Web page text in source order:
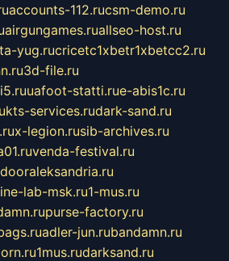
accounts-112.rucsm-demo.ru
airgungames.ruallseo-host.ru
yug.rucricetc1xbetr1xbetcc2.ru
3d-file.ru
uafoot-statti.rue-abis1c.ru
kts-services.rudark-sand.ru
x-legion.rusib-archives.ru
venda-festival.ru
dooraleksandria.ru
lab-msk.ru1-mus.ru
purse-factory.ru
adler-jun.rubandamn.ru
1mus.rudarksand.ru